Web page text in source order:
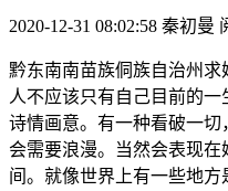
2020-12-31 08:02:58 秦初曼
黔东南南苗族侗族自治州
人不应该只有自己目前的
诗情画意。有一种看破一
会需要浪漫。当然会表现
间。就像世界上有一些地